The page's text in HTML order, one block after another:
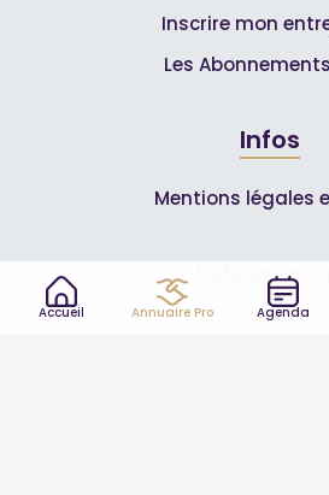
Accueil Annuaire Pro Agenda
Inscrire mon
Les
Infos
Mentions légales
Suivez-nous